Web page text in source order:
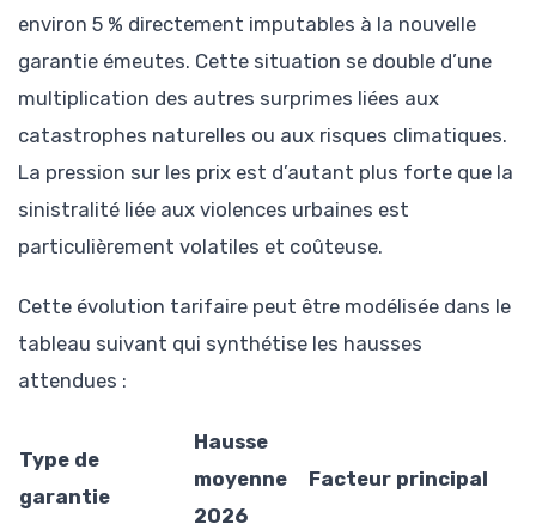
environ 5 % directement imputables à la nouvelle
garantie émeutes. Cette situation se double d’une
multiplication des autres surprimes liées aux
catastrophes naturelles ou aux risques climatiques.
La pression sur les prix est d’autant plus forte que la
sinistralité liée aux violences urbaines est
particulièrement volatiles et coûteuse.
Cette évolution tarifaire peut être modélisée dans le
tableau suivant qui synthétise les hausses
attendues :
Type de
garantie
Hausse
moyenne
2026
Facteur principal